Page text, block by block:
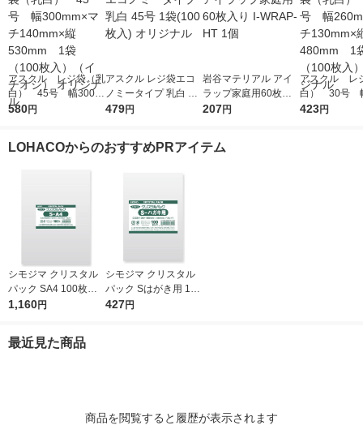
アスクル レジ袋（乳
白） 45号 幅300m
m×マチ140mm×縦53
リジナル
580円
アスクル レジ袋エコ
ノミータイプ 乳白 45
号 1袋(100枚入) オリ
479円
岩谷マテリアル アイ
ラップ家庭用60枚入
り I-WRAP-HT 1個
207円
アスクル レ
白） 30号
m×マチ
423円
LOHACOからのおすすめPRアイテム
シモジマ クリスタル
パック SA4 100枚入 6
739200 1袋(100枚入)
1,160円
シモジマ クリスタル
パック Sはがき用 100
枚入 6751700 1袋(10
427円
最近見た商品
商品を閲覧すると履歴が表示されます